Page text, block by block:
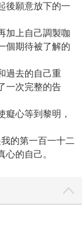
後願意放下的一
加上自己調製咖
個期待被了解的
過去的自己重
一次完整的告
癡心等到黎明，
的第一百一十二
的自己。